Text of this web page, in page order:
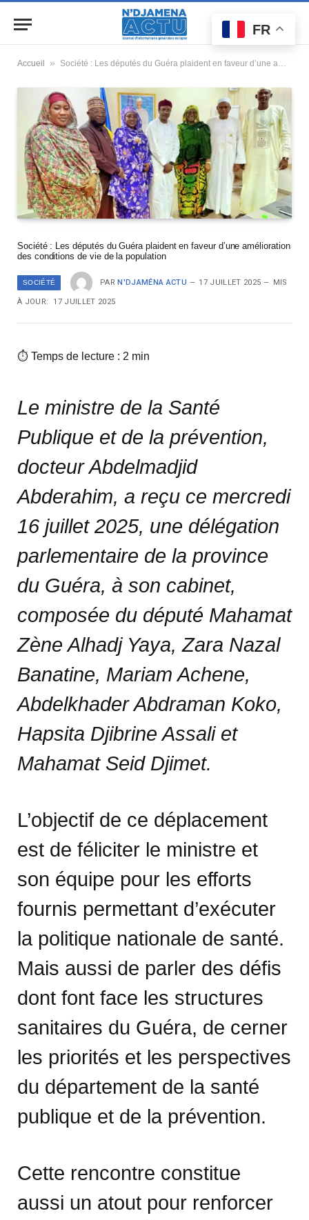
Accueil » Société : Les députés du Guéra plaident en faveur d’une amélioration des conditions de vie de la population
Société : Les députés du Guéra plaident en faveur d’une amélioration
des conditions de vie de la population
SOCIÉTÉ PAR N'DJAMÉNA ACTU 17 JUILLET 2025 MIS
À JOUR: 17 JUILLET 2025
⏱ Temps de lecture : 2 min
Le ministre de la Santé
Publique et de la prévention,
docteur Abdelmadjid
Abderahim, a reçu ce mercredi
16 juillet 2025, une délégation
parlementaire de la province
du Guéra, à son cabinet,
composée du député Mahamat
Zène Alhadj Yaya, Zara Nazal
Banatine, Mariam Achene,
Abdelkhader Abdraman Koko,
Hapsita Djibrine Assali et
Mahamat Seid Djimet.
L’objectif de ce déplacement
est de féliciter le ministre et
son équipe pour les efforts
fournis permettant d’exécuter
la politique nationale de santé.
Mais aussi de parler des défis
dont font face les structures
sanitaires du Guéra, de cerner
les priorités et les perspectives
du département de la santé
publique et de la prévention.
Cette rencontre constitue
aussi un atout pour renforcer
FR